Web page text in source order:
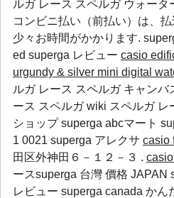
ルガ レース スペルガ ウォータ
コンビニ払い（前払い）は、
少々お時間がかかります.
ed superga レビュー casio
urgundy & silver mini digital
ルガ レース スペルガ キャンバ
ース スペルガ wiki スペルガ レ
ショップsuperga abcマート
1 0021 superga アレクサ casio
田区外神田６－１２－３ .
ースsuperga 台灣 價格 JAPAN
レビュー superga canada かん